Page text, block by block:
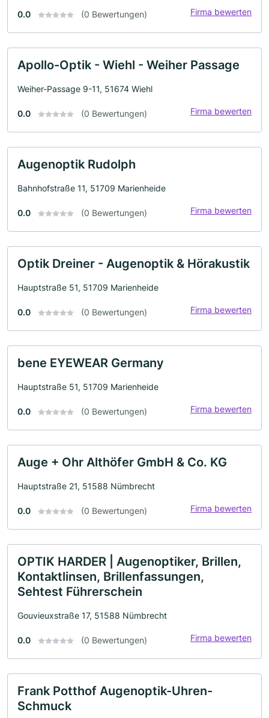
0.0 (0 Bewertungen) Firma bewerten
Apollo-Optik - Wiehl - Weiher Passage
Weiher-Passage 9-11, 51674 Wiehl
0.0 (0 Bewertungen) Firma bewerten
Augenoptik Rudolph
Bahnhofstraße 11, 51709 Marienheide
0.0 (0 Bewertungen) Firma bewerten
Optik Dreiner - Augenoptik & Hörakustik
Hauptstraße 51, 51709 Marienheide
0.0 (0 Bewertungen) Firma bewerten
bene EYEWEAR Germany
Hauptstraße 51, 51709 Marienheide
0.0 (0 Bewertungen) Firma bewerten
Auge + Ohr Althöfer GmbH & Co. KG
Hauptstraße 21, 51588 Nümbrecht
0.0 (0 Bewertungen) Firma bewerten
OPTIK HARDER | Augenoptiker, Brillen,
Kontaktlinsen, Brillenfassungen,
Sehtest Führerschein
Gouvieuxstraße 17, 51588 Nümbrecht
0.0 (0 Bewertungen) Firma bewerten
Frank Potthof Augenoptik-Uhren-
Schmuck